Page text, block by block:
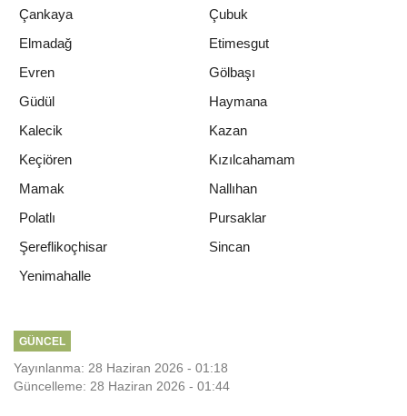
Çankaya
Çubuk
Elmadağ
Etimesgut
Evren
Gölbaşı
Güdül
Haymana
Kalecik
Kazan
Keçiören
Kızılcahamam
Mamak
Nallıhan
Polatlı
Pursaklar
Şereflikoçhisar
Sincan
Yenimahalle
GÜNCEL
Yayınlanma: 28 Haziran 2026 - 01:18
Güncelleme: 28 Haziran 2026 - 01:44